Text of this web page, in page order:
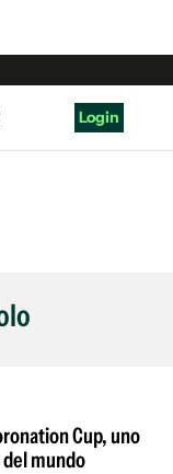
Login
Cup, uno
mundo